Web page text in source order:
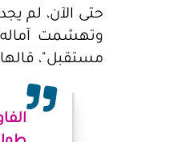
حتى الآن، لم
وتهشمت
مستقبل"،